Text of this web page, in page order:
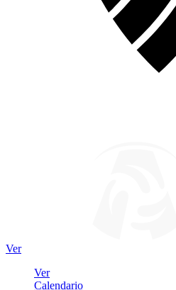
Ver
Ver
Calendario